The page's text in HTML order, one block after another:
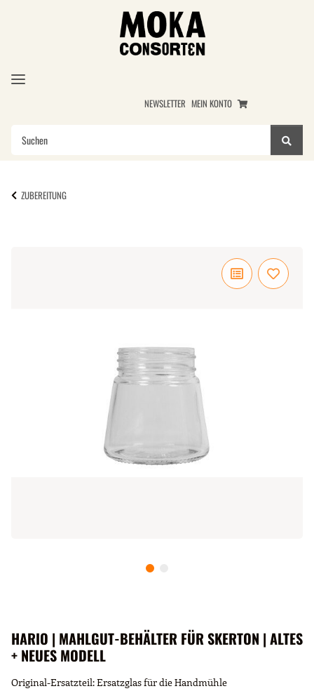
NEWSLETTER MEIN KONTO
ZUBEREITUNG
HARIO | MAHLGUT-BEHÄLTER FÜR SKERTON | ALTES
+ NEUES MODELL
Original-Ersatzteil: Ersatzglas für die Handmühle